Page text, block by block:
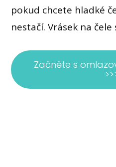
pokud chcete hladké
nestačí. Vrásek na
Začněte s